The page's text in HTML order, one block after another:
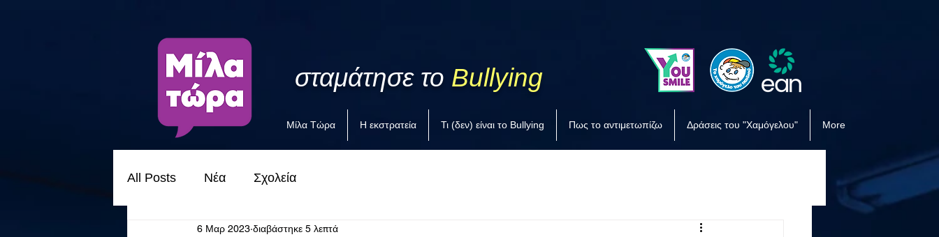
σταμάτησε το Bullying
Μίλα Τώρα Η εκστρατεία Τι (δεν) είναι το Bullying Πως το αντιμετωπίζω Δράσεις του "Χαμόγελου" More
All Posts Νέα Σχολεία
6 Μαρ 2023 διαβάστηκε 5 λεπτά